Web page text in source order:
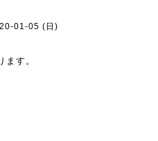
01-05 (日)
す。